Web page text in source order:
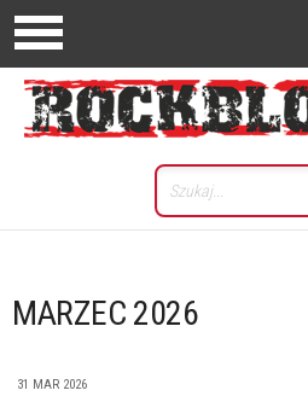
MARZEC 2026
31 MAR 2026